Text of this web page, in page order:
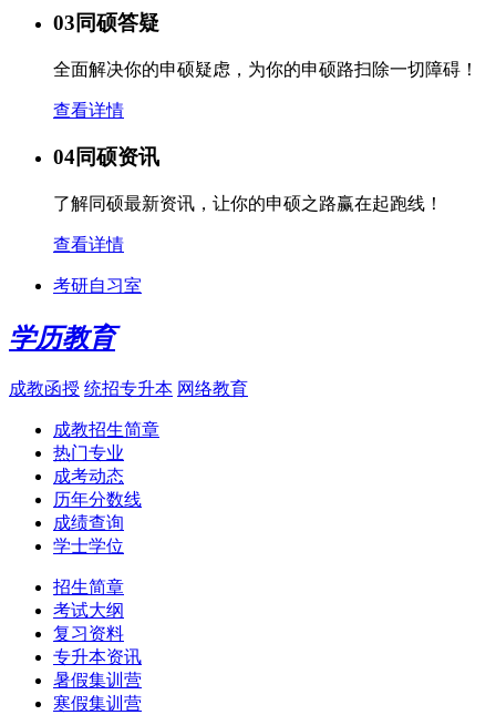
03 同硕答疑
全面解决你的申硕疑虑，为你的申硕路扫除一切障碍！
查看详情
04同硕资讯
了解同硕最新资讯，让你的申硕之路赢在起跑线！
查看详情
考研自习室
学历教育
成教函授 统招专升本 网络教育
成教招生简章
热门专业
成考动态
历年分数线
成绩查询
学士学位
招生简章
考试大纲
复习资料
专升本资讯
暑假集训营
寒假集训营